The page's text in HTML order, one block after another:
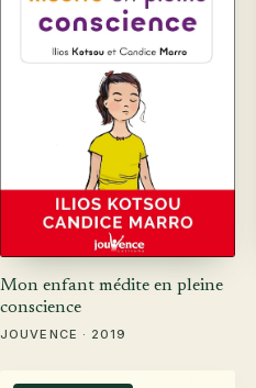
Mon enfant médite en pleine
conscience
JOUVENCE · 2019